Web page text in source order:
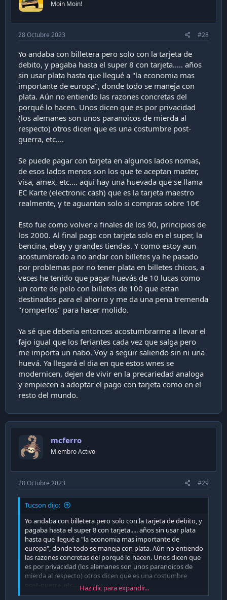
Moin Moin!
28 Octubre 2023 #28
Yo andaba con billetera pero solo con la tarjeta de
debito, y pagaba hasta el super 8 con tarjeta..... años
sin usar plata hasta que llegué a "la economia mas
importante de europa", donde todo se maneja con
plata. Aún no entiendo las razones concretas del
porqué lo hacen. Unos dicen que es por privacidad
(los alemanes son unos paranoicos de mierda al
respecto) otros dicen que es una costumbre post-
guerra, etc....
Se puede pagar con tarjeta en algunos lados nomas,
de esos lados menos son los que te aceptan master,
visa, amex, etc.... aqui hay una huevada que se llama
EC Karte (electronic cash) que es la tarjeta maestro
realmente, y te aguantan solo si compras sobre 10€
Esto fue como volver a finales de los 90, principios de
los 2000. Al final pago con tarjeta solo en el super, la
bencina, ebay y grandes tiendas. Y como estoy aun
acostumbrado a no andar con billetes ya he pasado
por problemas por no tener plata en billetes chicos, a
veces he tenido que pagar huevás de 10 lucas como
un corte de pelo con billetes de 100 que estan
destinados para el ahorro y me da una pena tremenda
"romperlos" para hacer molido.
Ya sé que deberia entonces acostumbrarme a llevar el
fajo igual que los feriantes cada vez que salga pero
me importa un nabo. Voy a seguir saliendo sin ni una
huevá. Ya llegará el dia en que estos wnes se
modernicen, dejen de vivir en la precariedad analoga
y empiecen a adoptar el pago con tarjeta como en el
resto del mundo.
mcferro
Miembro Activo
28 Octubre 2023 #29
Tucson dijo:
Yo andaba con billetera pero solo con la tarjeta de debito, y
pagaba hasta el super 8 con tarjeta..... años sin usar plata
hasta que llegué a "la economia mas importante de
europa", donde todo se maneja con plata. Aún no entiendo
las razones concretas del porqué lo hacen. Unos dicen que
es por privacidad (los alemanes son unos paranoicos de
mierda al respecto) otros dicen que es una costumbre
post-guerra, etc....
Haz clic para expandir...